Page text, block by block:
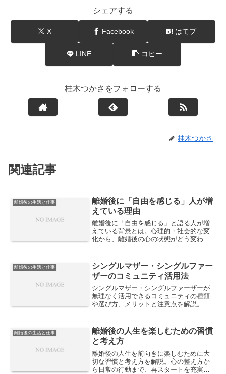
シェアする
X Facebook はてブ
LINE コピー
桂木つかさをフォローする
桂木つかさ
関連記事
離婚後の生活と仕事
離婚後に「自由を感じる」人が増
えている理由
離婚後に「自由を感じる」と語る人が増
えている背景とは。心理的・社会的な変
化から、離婚後の心の状態がどう変わる
離婚後の生活と仕事
シングルマザー・シングルファー
ザーのコミュニティ活用法
シングルマザー・シングルファーザーが
無理なく活用できるコミュニティの種類
や選び方、メリットと注意点を解説。孤
離婚後の生活と仕事
離婚後の人生を楽しむための習慣
と考え方
離婚後の人生を前向きに楽しむために大
切な習慣と考え方を解説。心の整え方か
ら日常の行動まで、再スタートを充実さ